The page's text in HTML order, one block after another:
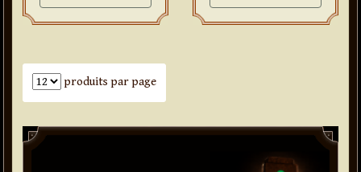
Nombre de produits par page
produits par page
Paddle